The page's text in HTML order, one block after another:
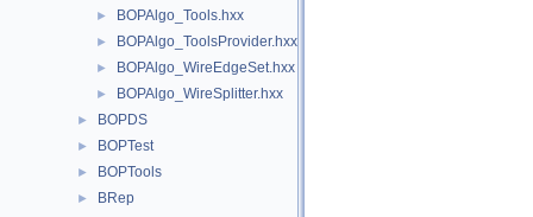
► BOPAlgo_Tools.hxx
► BOPAlgo_ToolsProvider.hxx
► BOPAlgo_WireEdgeSet.hxx
► BOPAlgo_WireSplitter.hxx
► BOPDS
► BOPTest
► BOPTools
►
BRep